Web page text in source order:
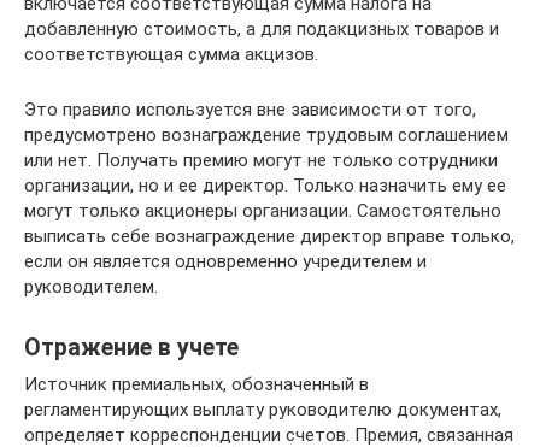
добавленную стоимость, а для подакцизных товаров и
соответствующая сумма акцизов.
Это правило используется вне зависимости от того,
предусмотрено вознаграждение трудовым соглашением
или нет. Получать премию могут не только сотрудники
организации, но и ее директор. Только назначить ему ее
могут только акционеры организации. Самостоятельно
выписать себе вознаграждение директор вправе только,
если он является одновременно учредителем и
руководителем.
Отражение в учете
Источник премиальных, обозначенный в
регламентирующих выплату руководителю документах,
определяет корреспонденции счетов. Премия, связанная